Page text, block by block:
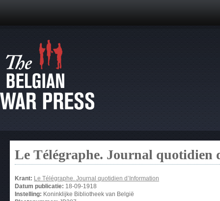
Le Télégraphe. Journal quotidien
Krant: Le Télégraphe. Journal quotidien d’Information
Datum publicatie: 18-09-1918
Instelling: Koninklijke Bibliotheek van België